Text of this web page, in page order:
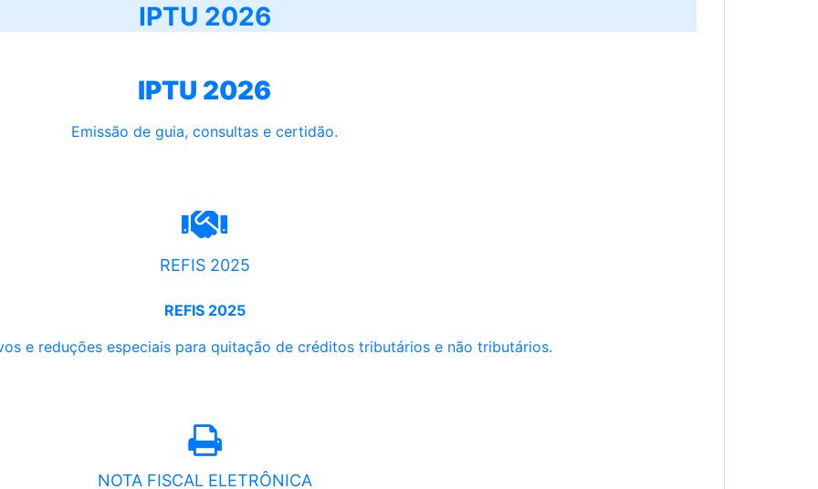
IPTU 2026
IPTU 2026
Emissão de guia, consultas e certidão.
REFIS 2025
REFIS 2025
e reduções especiais para quitação de créditos tributários e não tributários.
NOTA FISCAL ELETRÔNICA